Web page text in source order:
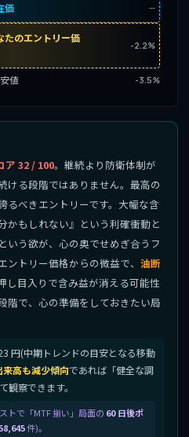
価 ─
たのエントリー価
-2.2%
値 -3.5%
ア 32 / 100。継続より防衛体制が
ける段階ではありません。最高の
るべきエントリーです。大幅な含
かもしれない』という利確衝動と
いう欲が、心の奥でせめぎ合うフ
ントリー価格からの微益で、 油断
し目入りで含み益が消える可能性
階で、心の準備をしておきたい局
円(中期トレンドの目安となる移動
高も減少傾向であれば「健全な調
観察できます。
トで「MTF 揃い」局面の 60 日後ポ
件)。